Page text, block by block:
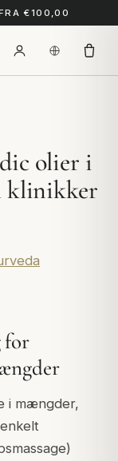
€100,00
olier i
klinikker
for
i mængder,